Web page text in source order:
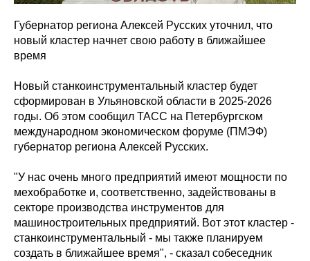
Губернатор региона Алексей Русских уточнил, что
новый кластер начнет свою работу в ближайшее
время
Новый станкоинструментальный кластер будет
сформирован в Ульяновской области в 2025-2026
годы. Об этом сообщил ТАСС на Петербургском
международном экономическом форуме (ПМЭФ)
губернатор региона Алексей Русских.
"У нас очень много предприятий имеют мощности по
мехобработке и, соответственно, задействованы в
секторе производства инструментов для
машиностроительных предприятий. Вот этот кластер -
станкоинструментальный - мы также планируем
создать в ближайшее время", - сказал собеседник